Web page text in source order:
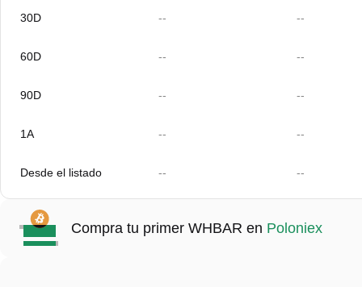
30D -- --
60D -- --
90D -- --
1A -- --
Desde el listado -- --
Compra tu primer WHBAR en Poloniex